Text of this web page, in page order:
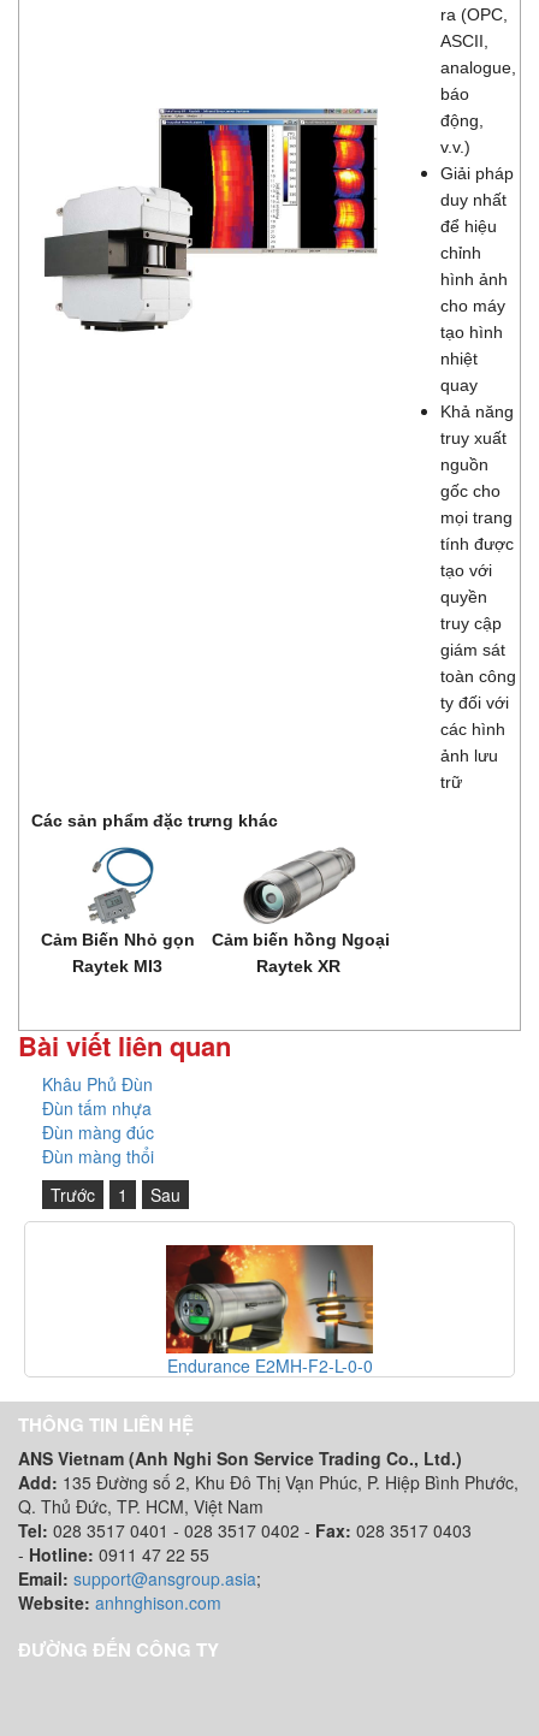
ra (OPC,
ASCII,
analogue,
báo
động,
v.v.)
Giải pháp
duy nhất
để hiệu
chỉnh
hình ảnh
cho máy
tạo hình
nhiệt
quay
Khả năng
truy xuất
nguồn
gốc cho
mọi trang
tính được
tạo với
quyền
truy cập
giám sát
toàn công
ty đối với
các hình
ảnh lưu
trữ
Các sản phẩm đặc trưng khác
Cảm Biến Nhỏ gọn
Raytek MI3
Cảm biến hồng Ngoại
Raytek XR
Bài viết liên quan
Khâu Phủ Đùn
Đùn tấm nhựa
Đùn màng đúc
Đùn màng thổi
Trước
1 Sau
Endurance E2MH-F2-L-0-0
THÔNG TIN LIÊN HỆ
ANS Vietnam (Anh Nghi Son Service Trading Co., Ltd.)
Add: 135 Đường số 2, Khu Đô Thị Vạn Phúc, P. Hiệp Bình Phước,
Q. Thủ Đức, TP. HCM, Việt Nam
Tel: 028 3517 0401 - 028 3517 0402 - Fax: 028 3517 0403
- Hotline: 0911 47 22 55
Email: support@ansgroup.asia;
Website: anhnghison.com
ĐƯỜNG ĐẾN CÔNG TY